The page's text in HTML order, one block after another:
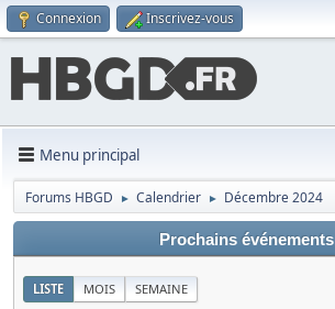
Connexion Inscrivez-vous
Menu principal
Forums HBGD ► Calendrier ► Décembre 2024
Prochains événements
LISTE MOIS SEMAINE